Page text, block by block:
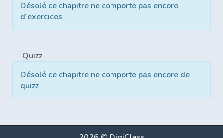
Désolé ce chapitre ne comporte pas encore
d'exercices
Quizz
Désolé ce chapitre ne comporte pas encore de
quizz